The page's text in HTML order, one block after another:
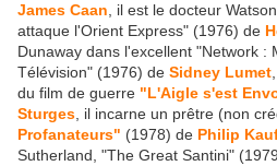
James Caan , il est le docteur
attaque l'Orient Express" (1976) de
Dunaway dans l'excellent "Network :
Télévision" (1976) de Sidney Lumet
du film de guerre "L'Aigle s'est
Sturges , il incarne un prêtre (non
Profanateurs" (1978) de Philip
Sutherland, "The Great Santini"